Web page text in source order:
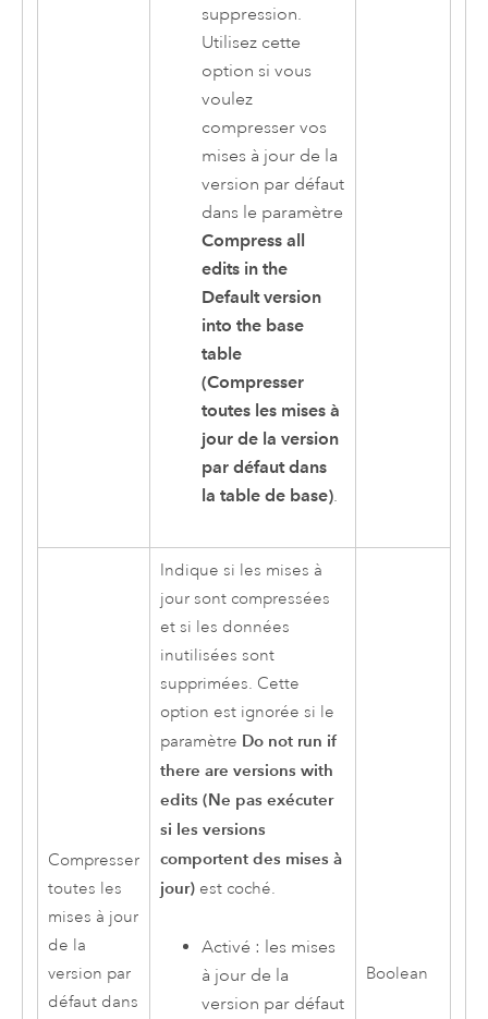
suppression.
Utilisez cette
option si vous
voulez
compresser vos
mises à jour de la
version par défaut
dans le paramètre
Compress all
edits in the
Default version
into the base
table
(Compresser
toutes les mises à
jour de la version
par défaut dans
la table de base).
Compresser
toutes les
mises à jour
de la
version par
défaut dans
Indique si les mises à
jour sont compressées
et si les données
inutilisées sont
supprimées. Cette
option est ignorée si le
paramètre Do not run if
there are versions with
edits (Ne pas exécuter
si les versions
comportent des mises à
jour)est coché.
Activé : les mises
à jour de la
version par défaut
Boolean